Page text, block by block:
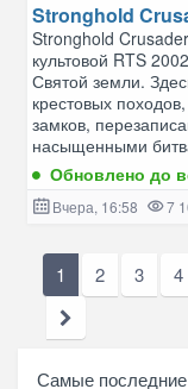
Stronghold
Stronghold
культовой RTS
Святой земли.
крестовых
замков,
насыщенными
Обновлено до
Вчера, 16:58 7
1 2 3 4
Самые последние